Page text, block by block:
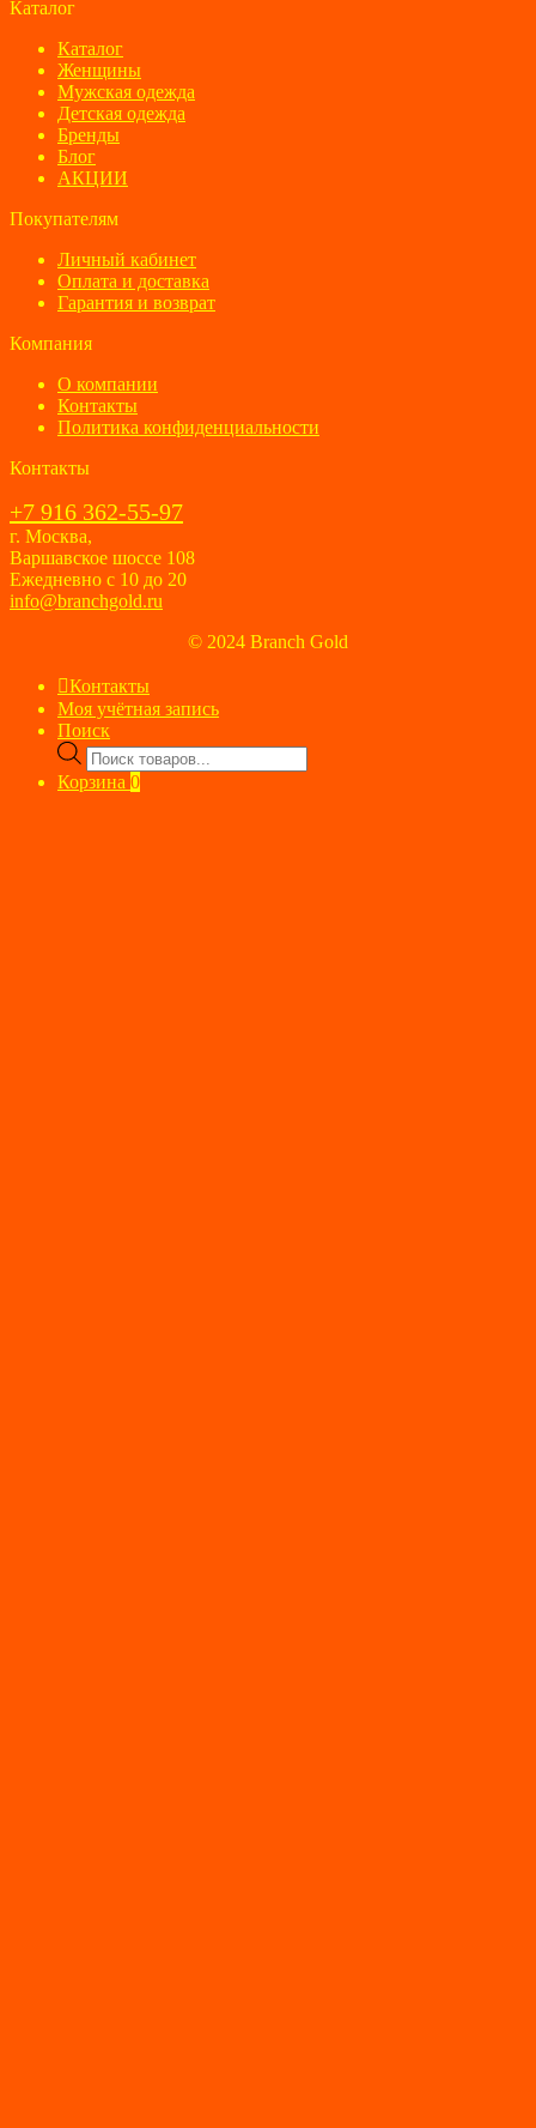
Каталог
Каталог
Женщины
Мужская одежда
Детская одежда
Бренды
Блог
АКЦИИ
Покупателям
Личный кабинет
Оплата и доставка
Гарантия и возврат
Компания
О компании
Контакты
Политика конфиденциальности
Контакты
+7 916 362-55-97
г. Москва,
Варшавское шоссе 108
Ежедневно с 10 до 20
info@branchgold.ru
© 2024 Branch Gold
Контакты
Моя учётная запись
Поиск
Поиск
товаров
Корзина 0